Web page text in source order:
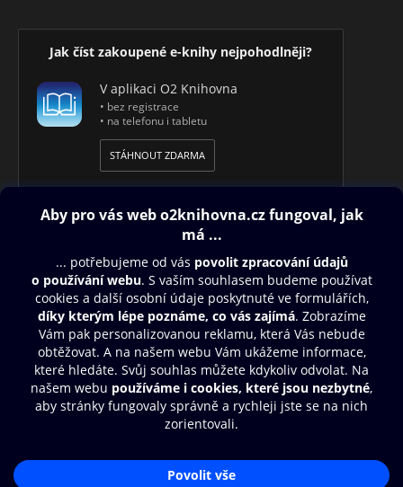
Jak číst zakoupené e-knihy nejpohodlněji?
V aplikaci O2 Knihovna
• bez registrace
• na telefonu i tabletu
STÁHNOUT ZDARMA
Obsah ke stažení
Moje O2 Knihovna
Další zábava
© O2 Czech Republic a.s.
Přístupnost